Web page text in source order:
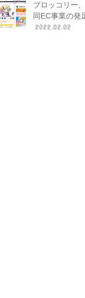
ブロッコリー
同EC事業の発
2022.02.02